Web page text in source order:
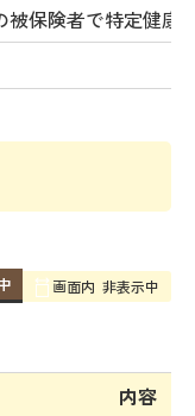
被保険者で特定健
画面内 非表示中
内容